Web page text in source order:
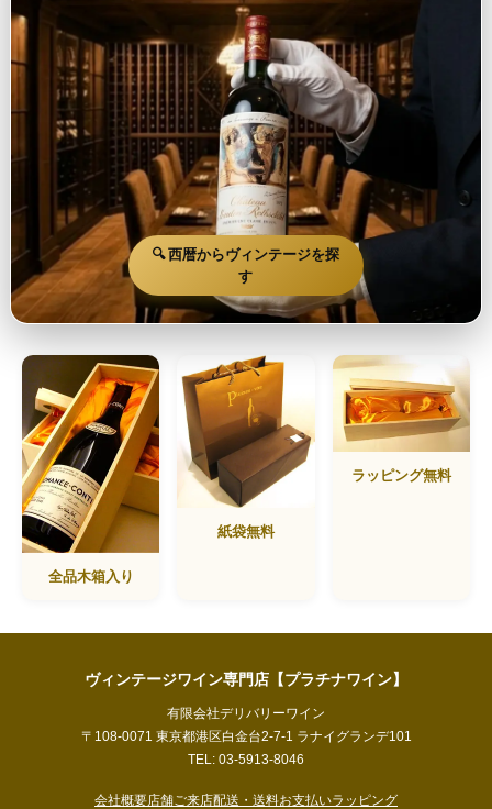
🔍 西暦からヴィンテージを探
す
全品木箱入り
紙袋無料
ラッピング無料
ヴィンテージワイン専門店【プラチナワイン】
有限会社デリバリーワイン
〒108-0071 東京都港区白金台2-7-1 ラナイグランデ101
TEL: 03-5913-8046
会社概要店舗ご来店配送・送料お支払いラッピング